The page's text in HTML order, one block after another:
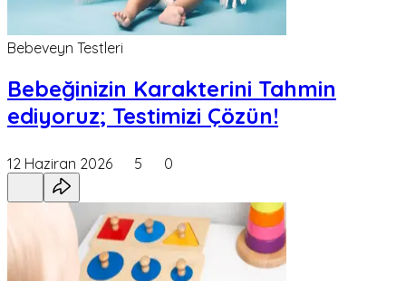
Bebeveyn Testleri
Bebeğinizin Karakterini Tahmin
ediyoruz; Testimizi Çözün!
12 Haziran 2026 5 0